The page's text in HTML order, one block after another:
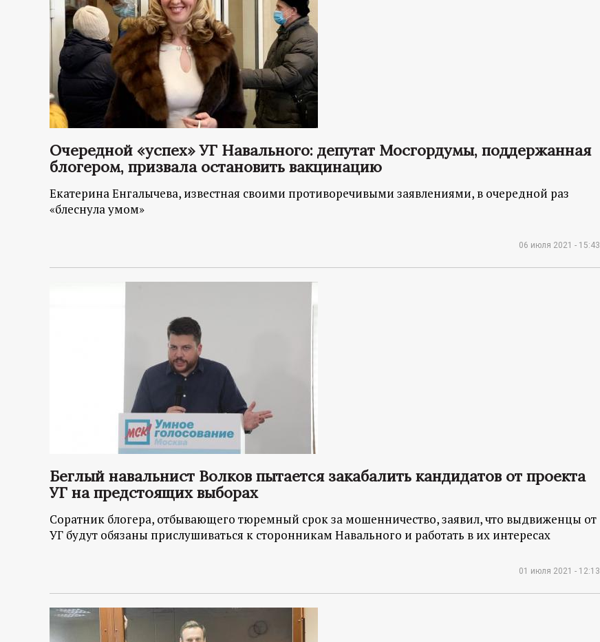
Очередной «успех» УГ Навального: депутат Мосгордумы, поддержанная
блогером, призвала остановить вакцинацию
Екатерина Енгалычева, известная своими противоречивыми заявлениями, в очередной раз
«блеснула умом»
06 июля 2021 - 15:43
Беглый навальнист Волков пытается закабалить кандидатов от проекта
УГ на предстоящих выборах
Соратник блогера, отбывающего тюремный срок за мошенничество, заявил, что выдвиженцы от
УГ будут обязаны прислушиваться к сторонникам Навального и работать в их интересах
01 июля 2021 - 12:13